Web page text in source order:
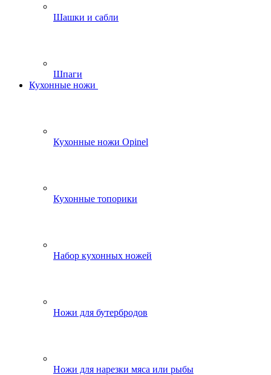
Шашки и сабли
Шпаги
Кухонные ножи
Кухонные ножи Opinel
Кухонные топорики
Набор кухонных ножей
Ножи для бутербродов
Ножи для нарезки мяса или рыбы